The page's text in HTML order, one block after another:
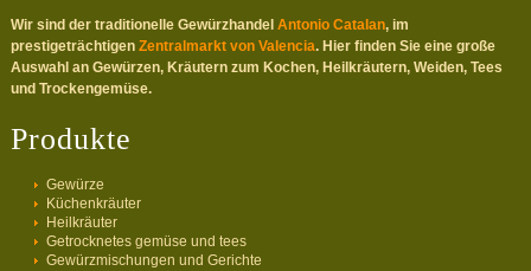
Wir sind der traditionelle Gewürzhandel Antonio Catalan, im
prestigeträchtigen Zentralmarkt von Valencia. Hier finden Sie eine große
Auswahl an Gewürzen, Kräutern zum Kochen, Heilkräutern, Weiden, Tees
und Trockengemüse.
Produkte
Gewürze
Küchenkräuter
Heilkräuter
Getrocknetes gemüse und tees
Gewürzmischungen und Gerichte